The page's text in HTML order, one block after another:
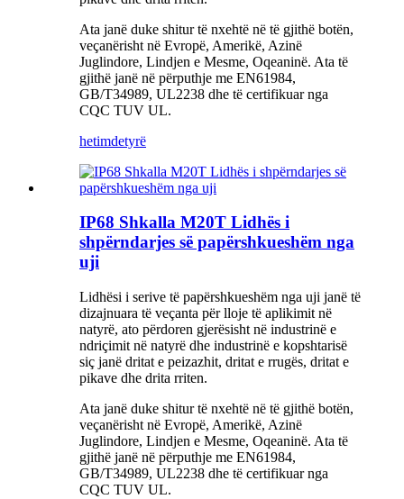
Ata janë duke shitur të nxehtë në të gjithë botën,
veçanërisht në Evropë, Amerikë, Azinë
Juglindore, Lindjen e Mesme, Oqeaninë. Ata të
gjithë janë në përputhje me EN61984,
GB/T34989, UL2238 dhe të certifikuar nga
CQC TUV UL.
hetimdetyrë
IP68 Shkalla M20T Lidhës i
shpërndarjes së papërshkueshëm nga
uji
Lidhësi i serive të papërshkueshëm nga uji janë të
dizajnuara të veçanta për lloje të aplikimit në
natyrë, ato përdoren gjerësisht në industrinë e
ndriçimit në natyrë dhe industrinë e kopshtarisë
siç janë dritat e peizazhit, dritat e rrugës, dritat e
pikave dhe drita rriten.
Ata janë duke shitur të nxehtë në të gjithë botën,
veçanërisht në Evropë, Amerikë, Azinë
Juglindore, Lindjen e Mesme, Oqeaninë. Ata të
gjithë janë në përputhje me EN61984,
GB/T34989, UL2238 dhe të certifikuar nga
CQC TUV UL.